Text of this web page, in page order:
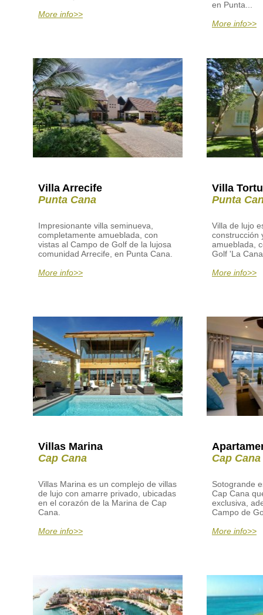
More info>>
en Punta...
More info>>
Villa Arrecife
Punta Cana
Impresionante villa seminueva,
completamente amueblada, con
vistas al Campo de Golf de la lujosa
comunidad Arrecife, en Punta Cana.
More info>>
Villa
Punta
Villa de lujo
construcción
amueblada,
Golf 'La
More info>>
Villas Marina
Cap Cana
Villas Marina es un complejo de villas
de lujo con amarre privado, ubicadas
en el corazón de la Marina de Cap
Cana.
More info>>
Cap Cana
Sotogrande
Cap Cana
exclusiva,
Campo de
More info>>